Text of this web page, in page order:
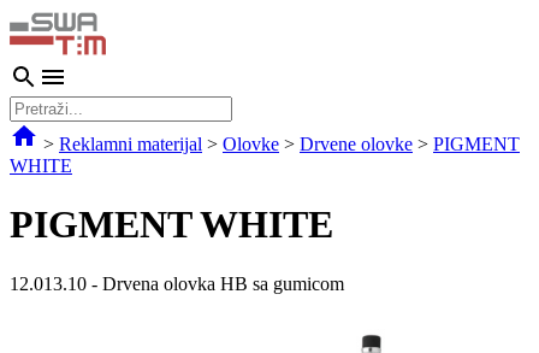
> Reklamni materijal > Olovke > Drvene olovke > PIGMENT
WHITE
PIGMENT WHITE
12.013.10 - Drvena olovka HB sa gumicom